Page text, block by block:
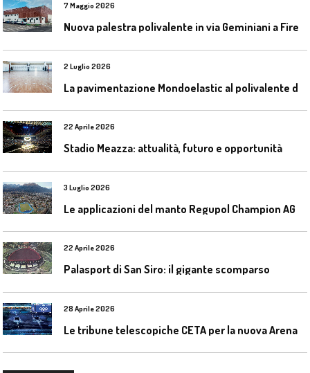
7 Maggio 2026
2 Luglio 2026
22 Aprile 2026
Stadio Meazza: attualità, futuro e opportunità
3 Luglio 2026
22 Aprile 2026
Palasport di San Siro: il gigante scomparso
28 Aprile 2026